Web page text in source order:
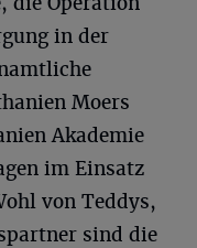
in der
Moers
Akademie
im Einsatz
von Teddys,
sind die